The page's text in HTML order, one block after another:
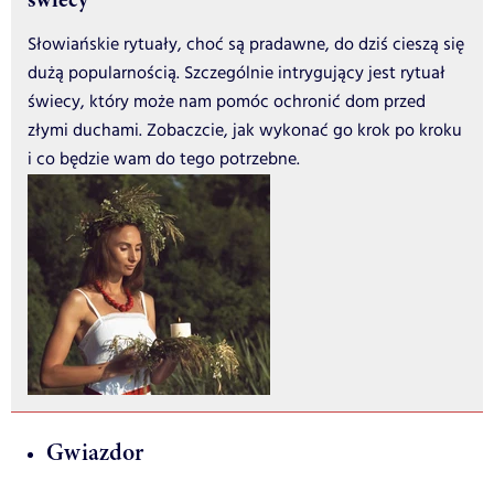
Słowiańskie rytuały, choć są pradawne, do dziś cieszą się
dużą popularnością. Szczególnie intrygujący jest rytuał
świecy, który może nam pomóc ochronić dom przed
złymi duchami. Zobaczcie, jak wykonać go krok po kroku
i co będzie wam do tego potrzebne.
Gwiazdor